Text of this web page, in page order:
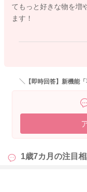
手指の発達もまだ十分
プーンで食べられなく
ハンバーグやブロッ
ーも味付けを変えたり
す。
けを進めてあげると、
べられる喜びも感じら
煮物や味噌汁、煮込み
てもっと好きな物を増
ます！
＼【即時回答】新機能
1歳7カ月の注目